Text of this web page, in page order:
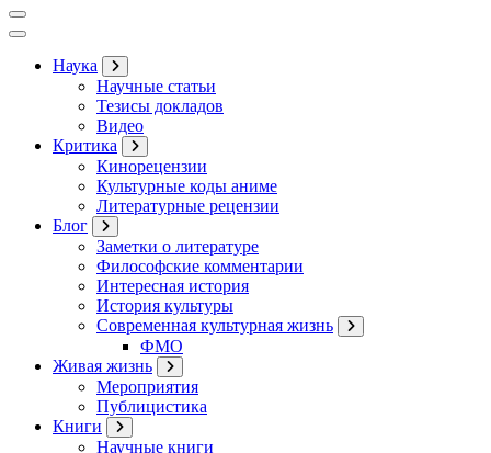
Наука
Научные статьи
Тезисы докладов
Видео
Критика
Кинорецензии
Культурные коды аниме
Литературные рецензии
Блог
Заметки о литературе
Философские комментарии
Интересная история
История культуры
Современная культурная жизнь
ФМО
Живая жизнь
Мероприятия
Публицистика
Книги
Научные книги